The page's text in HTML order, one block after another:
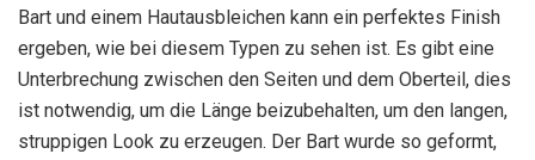
Bart und einem Hautausbleichen kann ein perfektes Finish
ergeben, wie bei diesem Typen zu sehen ist. Es gibt eine
Unterbrechung zwischen den Seiten und dem Oberteil, dies
ist notwendig, um die Länge beizubehalten, um den langen,
struppigen Look zu erzeugen. Der Bart wurde so geformt,